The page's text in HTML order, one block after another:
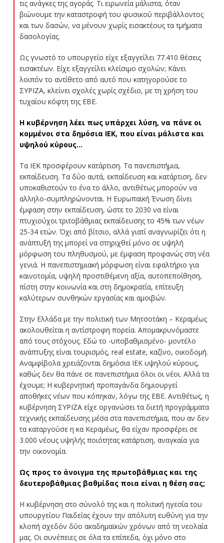
τις ανάγκες της αγοράς. Τι ειρωνεία μάλιστα, όταν
βιώνουμε την καταστροφή του φυσικού περιβάλλοντος
και των δασών, να μένουν χωρίς εισακτέους τα τμήματα
δασολογίας.
Ως γνωστό το υπουργείο είχε εξαγγείλει 77.410 θέσεις
εισακτέων. Είχε εξαγγείλει κλείσιμο σχολών; Κάνει
λοιπόν το αντίθετο από αυτό που κατηγορούσε το
ΣΥΡΙΖΑ, κλείνει σχολές χωρίς σχέδιο, με τη χρήση του
τυχαίου κόφτη της ΕΒΕ.
Η κυβέρνηση λέει πως υπάρχει λύση, να πάνε οι
κομμένοι στα δημόσια ΙΕΚ, που είναι μάλιστα και
υψηλού κύρους…
Τα ΙΕΚ προσφέρουν κατάρτιση. Τα πανεπιστήμια,
εκπαίδευση. Τα δύο αυτά, εκπαίδευση και κατάρτιση, δεν
υποκαθιστούν το ένα το άλλο, αντιθέτως μπορούν να
αλληλο-συμπληρώνονται. Η Ευρωπαϊκή Ένωση δίνει
έμφαση στην εκπαίδευση, ώστε το 2030 να είναι
πτυχιούχοι τριτοβάθμιας εκπαίδευσης το 45% των νέων
25-34 ετών. Όχι από βίτσιο, αλλά γιατί αναγνωρίζει ότι η
ανάπτυξή της μπορεί να στηριχθεί μόνο σε υψηλή
μόρφωση του πληθυσμού, με έμφαση προφανώς στη νέα
γενιά. Η πανεπιστημιακή μόρφωση είναι εφαλτήριο για
καινοτομία, υψηλή προστιθέμενη αξία, αυτοπεποίθηση,
πίστη στην κοινωνία και στη δημοκρατία, επίτευξη
καλύτερων συνθηκών εργασίας και αμοιβών.
Στην Ελλάδα με την πολιτική των Μητσοτάκη – Κεραμέως
ακολουθείται η αντίστροφη πορεία. Απομακρυνόμαστε
από τους στόχους. Εδώ το -υποβαθμισμένο- μοντέλο
ανάπτυξης είναι τουρισμός, real estate, καζίνο, οικοδομή.
Αναμφίβολα χρειάζονται δημόσια ΙΕΚ υψηλού κύρους,
καθώς δεν θα πάνε σε πανεπιστήμια όλοι οι νέοι. Αλλά τα
έχουμε; Η κυβερνητική προπαγάνδα δημιουργεί
αποθήκες νέων που κόπηκαν, λόγω της ΕΒΕ. Αντιθέτως, η
κυβέρνηση ΣΥΡΙΖΑ είχε οργανώσει τα διετή προγράμματα
τεχνικής εκπαίδευσης μέσα στα πανεπιστήμια, που αν δεν
τα καταργούσε η κα Κεραμέως, θα είχαν προσφέρει σε
3.000 νέους υψηλής ποιότητας κατάρτιση, αναγκαία για
την οικονομία.
Ως προς το άνοιγμα της πρωτοβάθμιας και της
δευτεροβάθμιας βαθμίδας ποια είναι η θέση σας;
Η κυβέρνηση στο σύνολό της και η πολιτική ηγεσία του
υπουργείου Παιδείας έχουν την απόλυτη ευθύνη για την
κλοπή σχεδόν δύο ακαδημαϊκών χρόνων από τη νεολαία
μας. Οι συνέπειες σε όλα τα επίπεδα, όχι μόνο στο